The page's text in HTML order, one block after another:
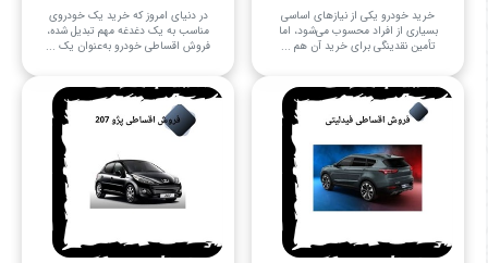
خرید خودرو یکی از نیازهای اساسی
بسیاری از افراد محسوب می‌شود، اما
تأمین نقدینگی برای خرید آن هم ...
در دنیای امروز که خرید یک خودروی
مناسب به یک دغدغه مهم تبدیل شده،
فروش اقساطی خودرو به‌عنوان یک ...